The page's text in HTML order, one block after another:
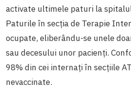
activate ultimele paturi la
Paturile în secția de Terapie
ocupate, eliberându-se unele
sau decesului unor pacienți.
98% din cei internați în secțiile
nevaccinate.